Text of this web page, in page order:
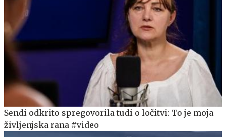
Sendi odkrito spregovorila tudi o ločitvi: To je moja
življenjska rana #video